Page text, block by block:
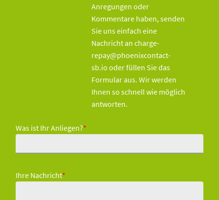
Anregungen oder
Kommentare haben, senden
Sie uns einfach eine
Nachricht an charge-
repay@phoenixcontact-
sb.io oder füllen Sie das
Formular aus. Wir werden
Ihnen so schnell wie möglich
antworten.
Was ist Ihr Anliegen?*
Ihre Nachricht*